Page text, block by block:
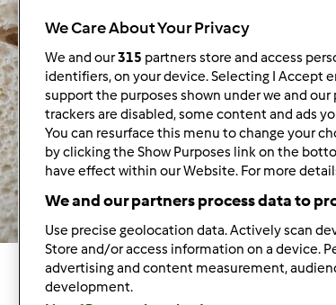
We Care About Your Privacy
We and our315 partners store and access
identifiers, on your device. Selecting I Accept
support the purposes shown under we and
trackers are disabled, some content and ads
You can resurface this menu to change your
by clicking the Show Purposes link on the
have effect within our Website. For more
We and our partners process data to
Use precise geolocation data. Actively scan
Store and/or access information on a device.
advertising and content measurement,
development.